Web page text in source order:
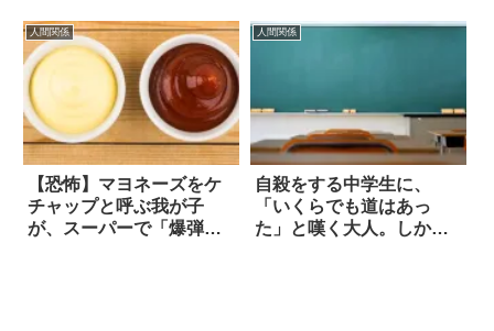
人間関係
【恐怖】マヨネーズをケ
チャップと呼ぶ我が子
が、スーパーで「爆弾発
人間関係
自殺をする中学生に、
「いくらでも道はあっ
た」と嘆く大人。しか